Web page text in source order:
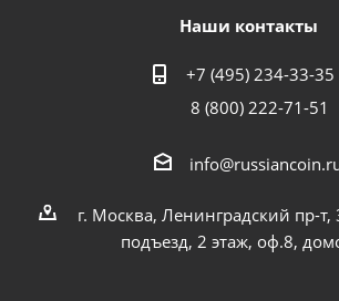
Наши контакты
+7 (495) 234-33-35
8 (800) 222-71-51
г. Москва, Ленинградский пр-т,
подъезд, 2 этаж, оф.8,